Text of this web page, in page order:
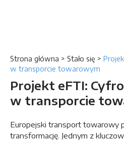
Strona główna > Stało się >
w transporcie towarowym
Projekt eFTI:
w transporcie
Europejski transport towarowy
transformację. Jednym z